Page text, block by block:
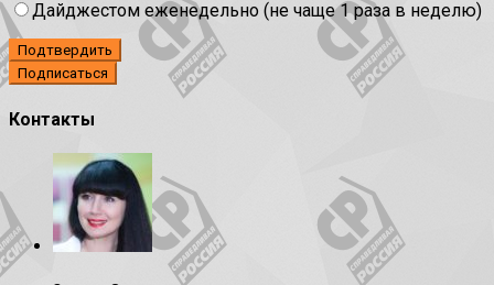
Дайджестом еженедельно (не чаще 1 раза в неделю)
Подтвердить
Контакты